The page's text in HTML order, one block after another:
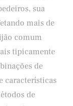
sua
mais de
comum
tipicamente
de
características
de